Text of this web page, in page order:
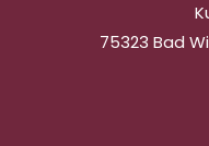
75323 Bad